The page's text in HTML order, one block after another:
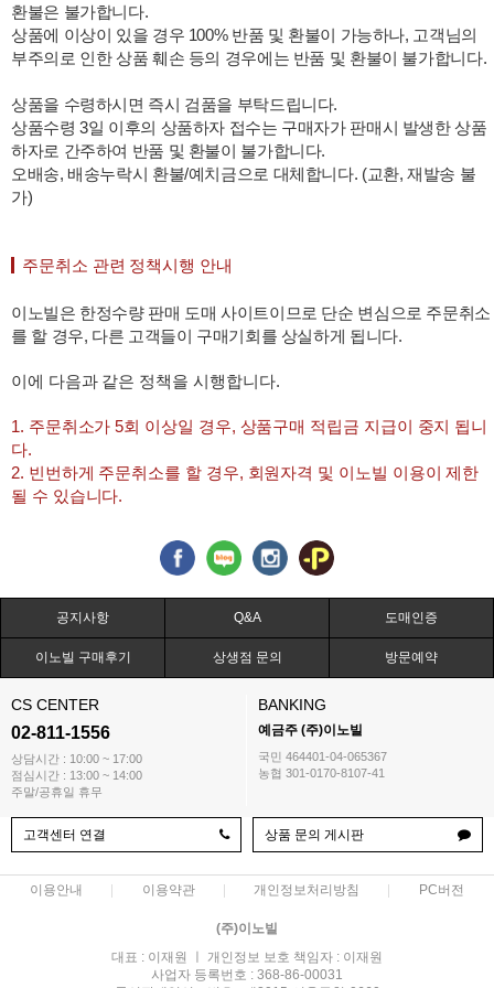
프 하세요!
환불은 불가합니다.
상품에 이상이 있을 경우 100% 반품 및 환불이 가능하나, 고객님의
부주의로 인한 상품 훼손 등의 경우에는 반품 및 환불이 불가합니다.
상품을 수령하시면 즉시 검품을 부탁드립니다.
상품수령 3일 이후의 상품하자 접수는 구매자가 판매시 발생한 상품
하자로 간주하여 반품 및 환불이 불가합니다.
오배송, 배송누락시 환불/예치금으로 대체합니다. (교환, 재발송 불
가)
주문취소 관련 정책시행 안내
이노빌은 한정수량 판매 도매 사이트이므로 단순 변심으로 주문취소
를 할 경우, 다른 고객들이 구매기회를 상실하게 됩니다.
이에 다음과 같은 정책을 시행합니다.
1. 주문취소가 5회 이상일 경우, 상품구매 적립금 지급이 중지 됩니
다.
2. 빈번하게 주문취소를 할 경우, 회원자격 및 이노빌 이용이 제한
될 수 있습니다.
공지사항 Q&A 도매인증
이노빌 구매후기 상생점 문의 방문예약
CS CENTER
02-811-1556
상담시간 : 10:00 ~ 17:00
점심시간 : 13:00 ~ 14:00
주말/공휴일 휴무
BANKING
예금주 (주)이노빌
국민 464401-04-065367
농협 301-0170-8107-41
고객센터 연결 상품 문의 게시판
이용안내 이용약관 개인정보처리방침 PC버전
(주)이노빌
대표 : 이재원 ㅣ 개인정보 보호 책임자 : 이재원
사업자 등록번호 : 368-86-00031